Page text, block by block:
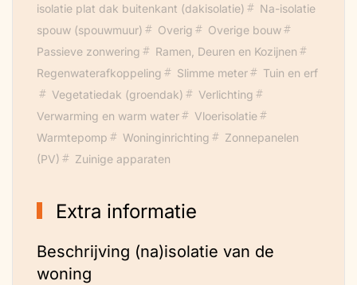
isolatie plat dak buitenkant (dakisolatie)
Na-isolatie
spouw (spouwmuur)
Overig
Overige bouw
Passieve zonwering
Ramen, Deuren en Kozijnen
Regenwaterafkoppeling
Slimme meter
Tuin en erf
Vegetatiedak (groendak)
Verlichting
Verwarming en warm water
Vloerisolatie
Warmtepomp
Woninginrichting
Zonnepanelen
(PV)
Zuinige apparaten
Extra informatie
Beschrijving (na)isolatie van de
woning